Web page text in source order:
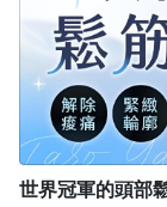
世界冠軍的頭部